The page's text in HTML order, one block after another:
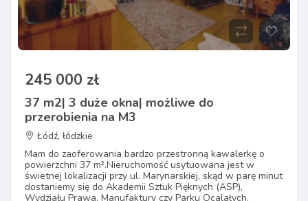
245 000 zł
37 m2| 3 duże okna| możliwe do
przerobienia na M3
Łódź, łódzkie
Mam do zaoferowania bardzo przestronną kawalerkę o
powierzchni 37 m².Nieruchomość usytuowana jest w
świetnej lokalizacji przy ul. Marynarskiej, skąd w parę minut
dostaniemy się do Akademii Sztuk Pięknych (ASP),
Wydziału Prawa, Manufaktury czy Parku Ocalałych.